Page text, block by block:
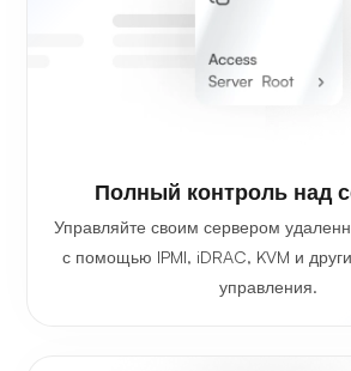
Полный контроль над
Управляйте своим сервером
с помощью IPMI, iDRAC, KVM и
управления.